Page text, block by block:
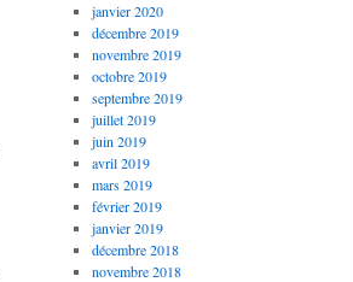
janvier 2020
décembre 2019
novembre 2019
octobre 2019
septembre 2019
juillet 2019
juin 2019
avril 2019
mars 2019
février 2019
janvier 2019
décembre 2018
novembre 2018